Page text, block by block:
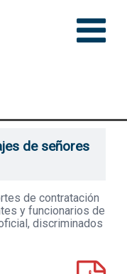
de señores
de contratación
y funcionarios de
discriminados